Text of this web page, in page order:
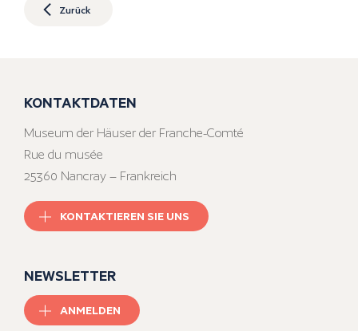
Zurück
KONTAKTDATEN
Museum der Häuser der Franche-Comté
Rue du musée
25360 Nancray – Frankreich
KONTAKTIEREN SIE UNS
NEWSLETTER
ANMELDEN